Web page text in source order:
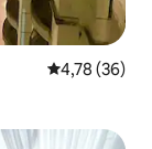
4,78 (36)